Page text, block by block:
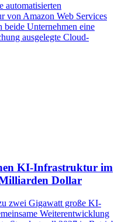
automatisierten
von Amazon Web Services
Unternehmen eine
ausgelegte Cloud-
KI-Infrastruktur im
Dollar
zwei Gigawatt große KI-
Weiterentwicklung